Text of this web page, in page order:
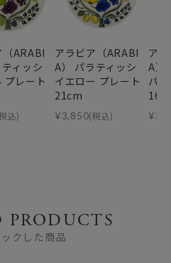
ARABI
ィッシ
プレート
込)
アラビア（ARABI
A） パラティッシ
イエロー プレート
21cm
¥3,850(税込)
ア
A）
パ
¥
PRODUCTS
クした商品